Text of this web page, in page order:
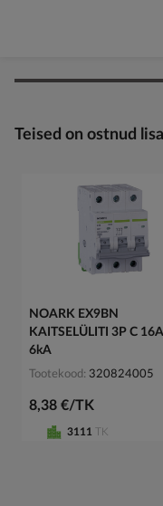
Teised on ostnud
NOARK EX9BN
KAITSELÜLITI 3P C 16A
6kA
Tootekood 320824005
8,38 €/TK
3111 TK